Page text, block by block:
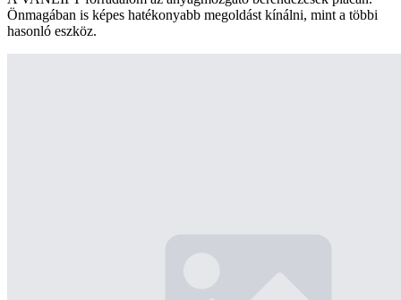
Önmagában is képes hatékonyabb megoldást kínálni, mint a többi
hasonló eszköz.